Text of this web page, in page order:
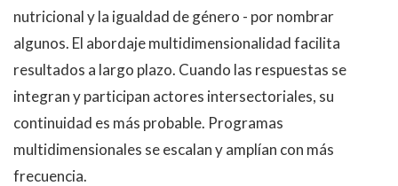
nutricional y la igualdad de género - por nombrar
algunos. El abordaje multidimensionalidad facilita
resultados a largo plazo. Cuando las respuestas se
integran y participan actores intersectoriales, su
continuidad es más probable. Programas
multidimensionales se escalan y amplían con más
frecuencia.